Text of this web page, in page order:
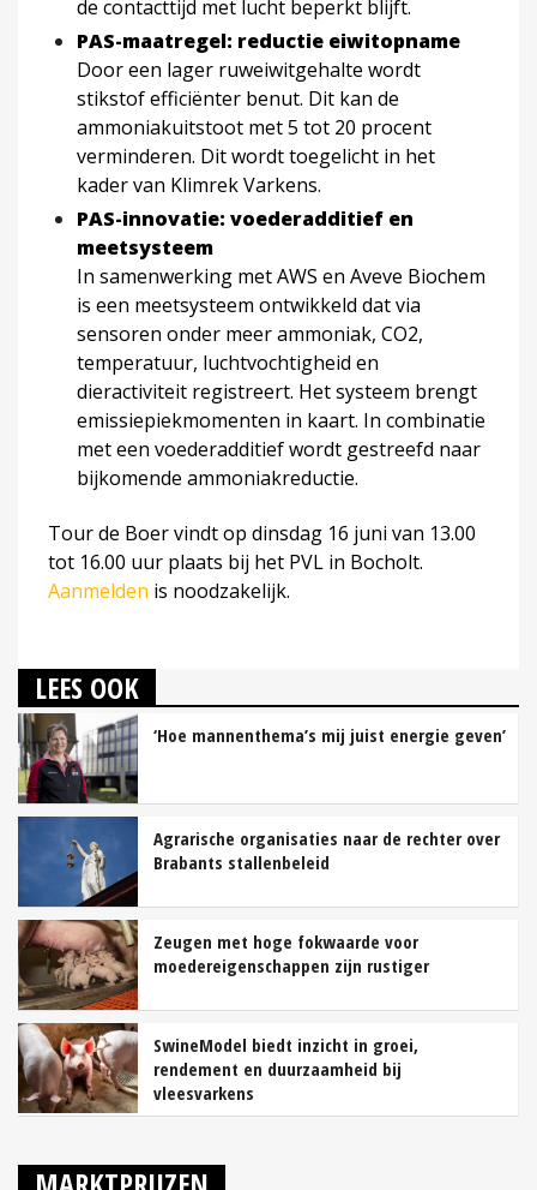
de contacttijd met lucht beperkt blijft.
PAS-maatregel: reductie eiwitopname
Door een lager ruweiwitgehalte wordt
stikstof efficiënter benut. Dit kan de
ammoniakuitstoot met 5 tot 20 procent
verminderen. Dit wordt toegelicht in het
kader van Klimrek Varkens.
PAS-innovatie: voederadditief en
meetsysteem
In samenwerking met AWS en Aveve Biochem
is een meetsysteem ontwikkeld dat via
sensoren onder meer ammoniak, CO2,
temperatuur, luchtvochtigheid en
dieractiviteit registreert. Het systeem brengt
emissiepiekmomenten in kaart. In combinatie
met een voederadditief wordt gestreefd naar
bijkomende ammoniakreductie.
Tour de Boer vindt op dinsdag 16 juni van 13.00
tot 16.00 uur plaats bij het PVL in Bocholt.
Aanmelden is noodzakelijk.
LEES OOK
‘Hoe mannenthema’s mij juist energie geven’
Agrarische organisaties naar de rechter over
Brabants stallenbeleid
Zeugen met hoge fokwaarde voor
moedereigenschappen zijn rustiger
SwineModel biedt inzicht in groei,
rendement en duurzaamheid bij
vleesvarkens